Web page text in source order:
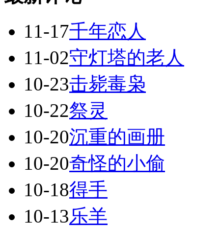
11-17千年恋人
11-02守灯塔的老人
10-23击毙毒枭
10-22祭灵
10-20沉重的画册
10-20奇怪的小偷
10-18得手
10-13乐羊